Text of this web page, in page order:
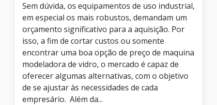
Sem dúvida, os equipamentos de uso industrial,
em especial os mais robustos, demandam um
orçamento significativo para a aquisição. Por
isso, a fim de cortar custos ou somente
encontrar uma boa opção de preço de maquina
modeladora de vidro, o mercado é capaz de
oferecer algumas alternativas, com o objetivo
de se ajustar às necessidades de cada
empresário. Além da...